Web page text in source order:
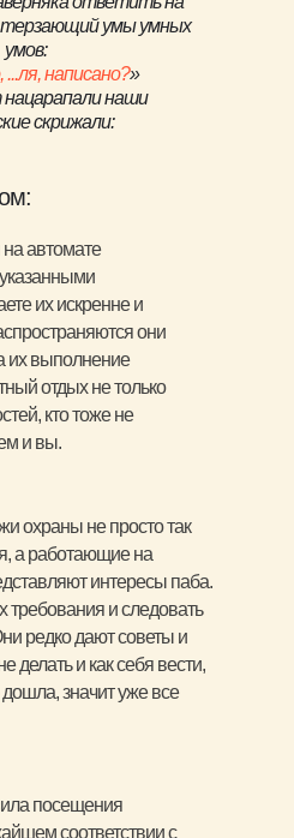
терзающий умы умных
умов:
написано?»
нацарапали наши
скрижали:
посещения
соответствии с
охраны не просто так
а работающие на
интересы паба.
требования и следовать
редко дают советы и
делать и как себя вести,
дошла, значит уже все
автомате
их искренне и
они
их выполнение
отдых не только
кто тоже не
и вы.